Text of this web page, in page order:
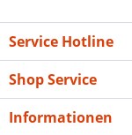
Service Hotline
Shop Service
Informationen